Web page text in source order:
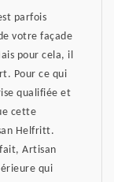
parfois
votre façade
pour cela, il
Pour ce qui
qualifiée et
cette
Helfritt.
Artisan
qui